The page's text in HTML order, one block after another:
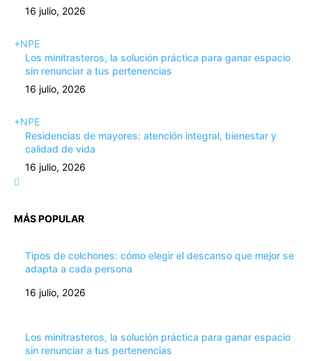
16 julio, 2026
+NPE
Los minitrasteros, la solución práctica para ganar espacio
sin renunciar a tus pertenencias
16 julio, 2026
+NPE
Residencias de mayores: atención integral, bienestar y
calidad de vida
16 julio, 2026
MÁS POPULAR
Tipos de colchones: cómo elegir el descanso que mejor se
adapta a cada persona
16 julio, 2026
Los minitrasteros, la solución práctica para ganar espacio
sin renunciar a tus pertenencias